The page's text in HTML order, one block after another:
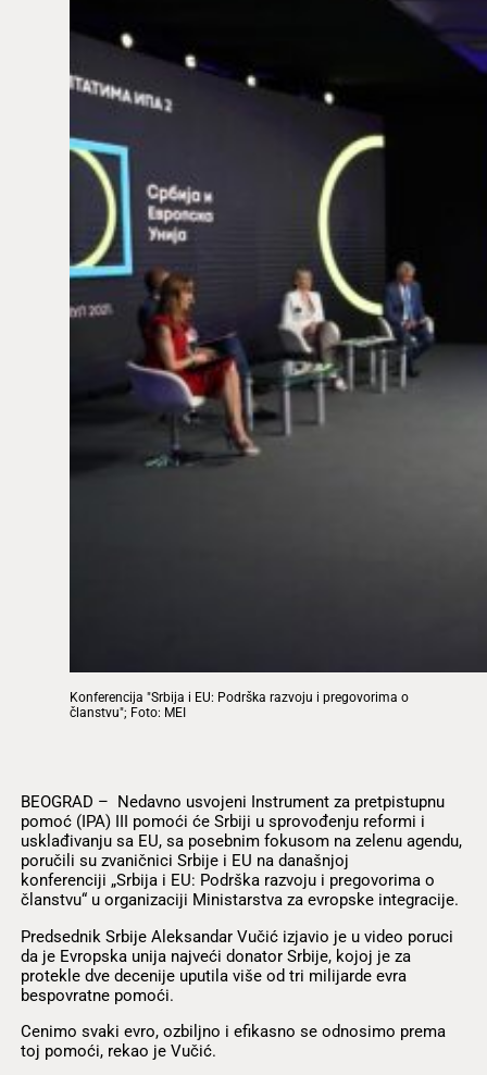
Konferencija "Srbija i EU: Podrška razvoju i pregovorima o
članstvu"; Foto: MEI
BEOGRAD – Nedavno usvojeni Instrument za pretpistupnu
pomoć (IPA) III pomoći će Srbiji u sprovođenju reformi i
usklađivanju sa EU, sa posebnim fokusom na zelenu agendu,
poručili su zvaničnici Srbije i EU na današnjoj
konferenciji „Srbija i EU: Podrška razvoju i pregovorima o
članstvu“ u organizaciji Ministarstva za evropske integracije.
Predsednik Srbije Aleksandar Vučić izjavio je u video poruci
da je Evropska unija najveći donator Srbije, kojoj je za
protekle dve decenije uputila više od tri milijarde evra
bespovratne pomoći.
Cenimo svaki evro, ozbiljno i efikasno se odnosimo prema
toj pomoći, rekao je Vučić.